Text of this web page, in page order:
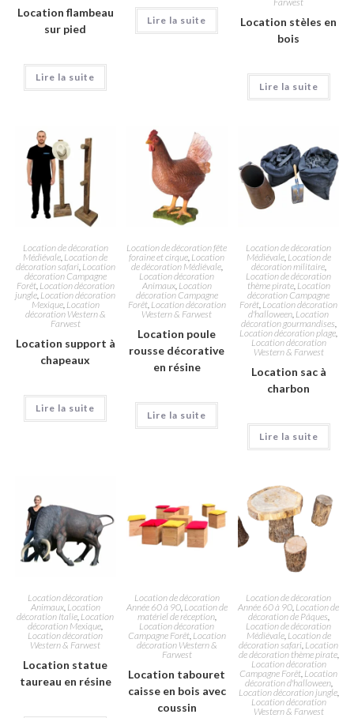
Location flambeau
sur pied
Lire la suite
Lire la suite
Location stèles en
bois
Lire la suite
Location de décoration
Médiévale Location de
décoration safari, Location
décoration Campagne
Forêt, Location décoration
jungle Location décoration
Mexique, Location
décoration Western &
Farwest
Location support à
chapeaux
Lire la suite
Location de décoration fête
foraine et cirque Location
de décoration Médiévale,
Location décoration
Animaux, Location
décoration Campagne
Forêt, Location décoration
Western & Farwest
Location poule
rousse décorative
en résine
Lire la suite
Location de décoration
Médiévale, Location de
décoration militaire,
Location de décoration
thème pirate, Location
décoration Campagne
Forêt Location décoration
d'halloween Location
décoration gourmandises
Location décoration plage
Location décoration
Western & Farwest
Location sac à
charbon
Lire la suite
Location décoration
Animaux, Location
décoration Italie Location
décoration Mexique
Location décoration
Western & Farwest
Location statue
taureau en résine
Location de décoration
Année 60 à 90, Location de
matériel de réception,
Location décoration
Campagne Forêt, Location
décoration Western &
Farwest
Location tabouret
caisse en bois avec
coussin
Location de décoration
Année 60 à 90 Location de
décoration de Pâques
Location de décoration
Médiévale, Location de
décoration safari Location
de décoration thème pirate,
Location décoration
Campagne Forêt Location
décoration d'halloween,
Location décoration jungle,
Location décoration
Western & Farwest